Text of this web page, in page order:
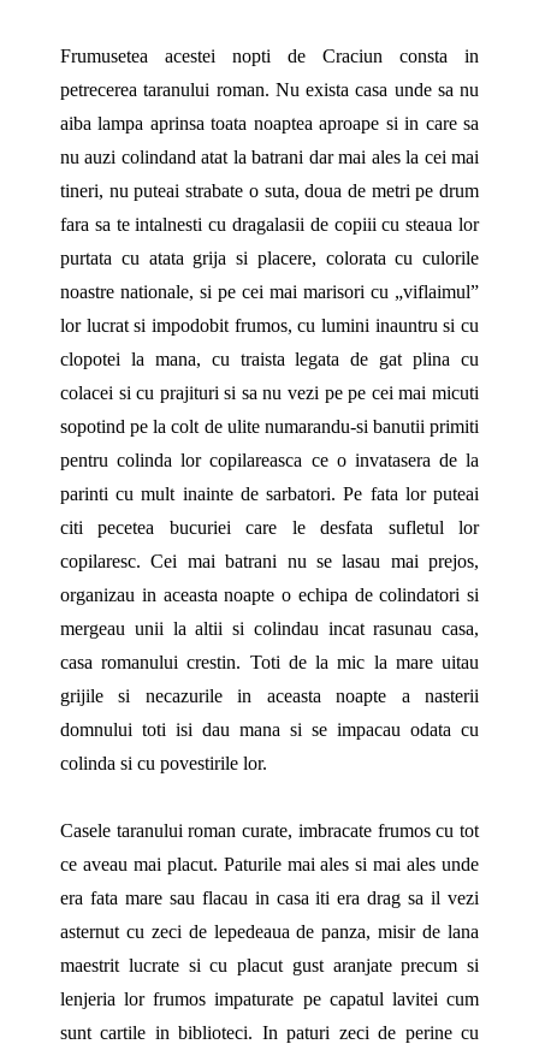
Frumusetea acestei nopti de Craciun consta in
petrecerea taranului roman. Nu exista casa unde sa nu
aiba lampa aprinsa toata noaptea aproape si in care sa
nu auzi colindand atat la batrani dar mai ales la cei mai
tineri, nu puteai strabate o suta, doua de metri pe drum
fara sa te intalnesti cu dragalasii de copiii cu steaua lor
purtata cu atata grija si placere, colorata cu culorile
noastre nationale, si pe cei mai marisori cu „viflaimul”
lor lucrat si impodobit frumos, cu lumini inauntru si cu
clopotei la mana, cu traista legata de gat plina cu
colacei si cu prajituri si sa nu vezi pe pe cei mai micuti
sopotind pe la colt de ulite numarandu-si banutii primiti
pentru colinda lor copilareasca ce o invatasera de la
parinti cu mult inainte de sarbatori. Pe fata lor puteai
citi pecetea bucuriei care le desfata sufletul lor
copilaresc. Cei mai batrani nu se lasau mai prejos,
organizau in aceasta noapte o echipa de colindatori si
mergeau unii la altii si colindau incat rasunau casa,
casa romanului crestin. Toti de la mic la mare uitau
grijile si necazurile in aceasta noapte a nasterii
domnului toti isi dau mana si se impacau odata cu
colinda si cu povestirile lor.
Casele taranului roman curate, imbracate frumos cu tot
ce aveau mai placut. Paturile mai ales si mai ales unde
era fata mare sau flacau in casa iti era drag sa il vezi
asternut cu zeci de lepedeaua de panza, misir de lana
maestrit lucrate si cu placut gust aranjate precum si
lenjeria lor frumos impaturate pe capatul lavitei cum
sunt cartile in biblioteci. In paturi zeci de perine cu